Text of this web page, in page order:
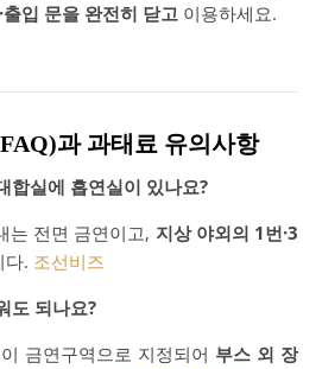
출입 문을 완전히 닫고 이용하세요.
과 과태료 유의사항
합실에 흡연실이 있나요?
는 전면 금연이고, 지상 야외의 1번·3
다. 조선비즈
도 되나요?
금연구역으로 지정되어 부스 외 장